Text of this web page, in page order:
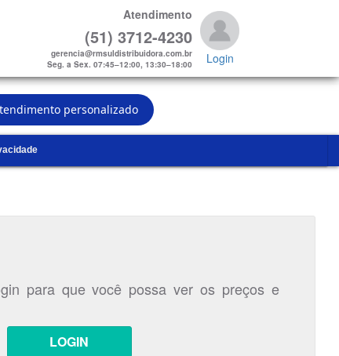
personalizado
Atendimento
(51) 3712-4230
gerencia@rmsuldistribuidora.com.br
Seg. a Sex. 07:45–12:00, 13:30–18:00
Login
para que você possa ver os preços e
LOGIN